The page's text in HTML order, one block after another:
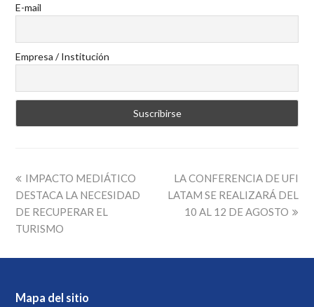
E-mail
Empresa / Institución
IMPACTO MEDIÁTICO
DESTACA LA NECESIDAD
DE RECUPERAR EL
TURISMO
LA CONFERENCIA DE UFI
LATAM SE REALIZARÁ DEL
10 AL 12 DE AGOSTO
Mapa del sitio